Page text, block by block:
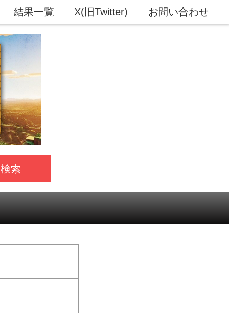
結果一覧 X(旧Twitter) お問い合わせ
検索